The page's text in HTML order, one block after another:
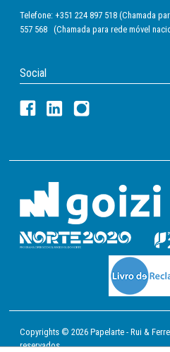
Telefone: +351 224 897 518 (Chamada
557 568 (Chamada para rede móvel
Social
Copyrights © 2026 Papelarte - Rui &
reservados